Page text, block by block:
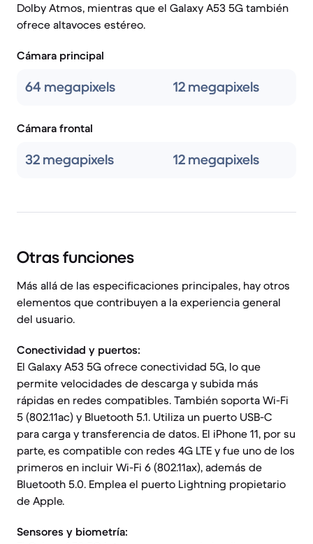
Dolby Atmos, mientras que el Galaxy A53 5G también
ofrece altavoces estéreo.
Cámara principal
64 megapixels 12 megapixels
Cámara frontal
32 megapixels 12 megapixels
Otras funciones
Más allá de las especificaciones principales, hay otros
elementos que contribuyen a la experiencia general
del usuario.
Conectividad y puertos:
El Galaxy A53 5G ofrece conectividad 5G, lo que
permite velocidades de descarga y subida más
rápidas en redes compatibles. También soporta Wi-Fi
5 (802.11ac) y Bluetooth 5.1. Utiliza un puerto USB-C
para carga y transferencia de datos. El iPhone 11, por su
parte, es compatible con redes 4G LTE y fue uno de los
primeros en incluir Wi-Fi 6 (802.11ax), además de
Bluetooth 5.0. Emplea el puerto Lightning propietario
de Apple.
Sensores y biometría: